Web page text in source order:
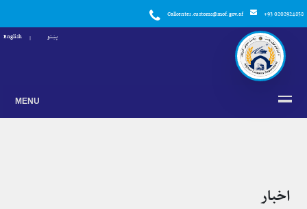
Callcenter.customs@mof.gov.af +93 0202924858
پښتو English
MENU
اخبار